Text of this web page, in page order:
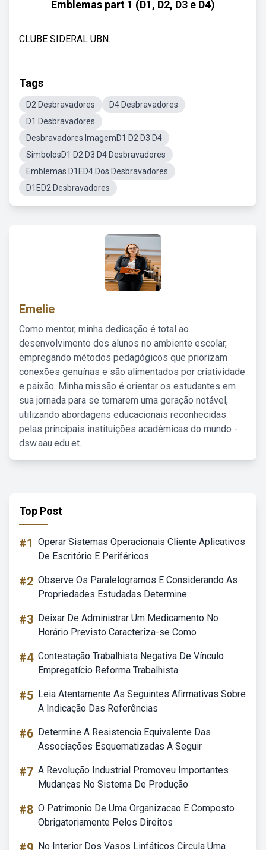
Emblemas part 1 (D1, D2, D3 e D4)
CLUBE SIDERAL UBN.
Tags
D2 Desbravadores
D4 Desbravadores
D1 Desbravadores
Desbravadores ImagemD1 D2 D3 D4
SimbolosD1 D2 D3 D4 Desbravadores
Emblemas D1ED4 Dos Desbravadores
D1ED2 Desbravadores
Emelie
Como mentor, minha dedicação é total ao
desenvolvimento dos alunos no ambiente escolar,
empregando métodos pedagógicos que priorizam
conexões genuínas e são alimentados por criatividade
e paixão. Minha missão é orientar os estudantes em
sua jornada para se tornarem uma geração notável,
utilizando abordagens educacionais reconhecidas
pelas principais instituições acadêmicas do mundo -
dsw.aau.edu.et.
Top Post
#1 Operar Sistemas Operacionais Cliente Aplicativos
De Escritório E Periféricos
#2 Observe Os Paralelogramos E Considerando As
Propriedades Estudadas Determine
#3 Deixar De Administrar Um Medicamento No
Horário Previsto Caracteriza-se Como
#4 Contestação Trabalhista Negativa De Vínculo
Empregatício Reforma Trabalhista
#5 Leia Atentamente As Seguintes Afirmativas Sobre
A Indicação Das Referências
#6 Determine A Resistencia Equivalente Das
Associações Esquematizadas A Seguir
#7 A Revolução Industrial Promoveu Importantes
Mudanças No Sistema De Produção
#8 O Patrimonio De Uma Organizacao E Composto
Obrigatoriamente Pelos Direitos
No Interior Dos Vasos Linfáticos Circula Uma